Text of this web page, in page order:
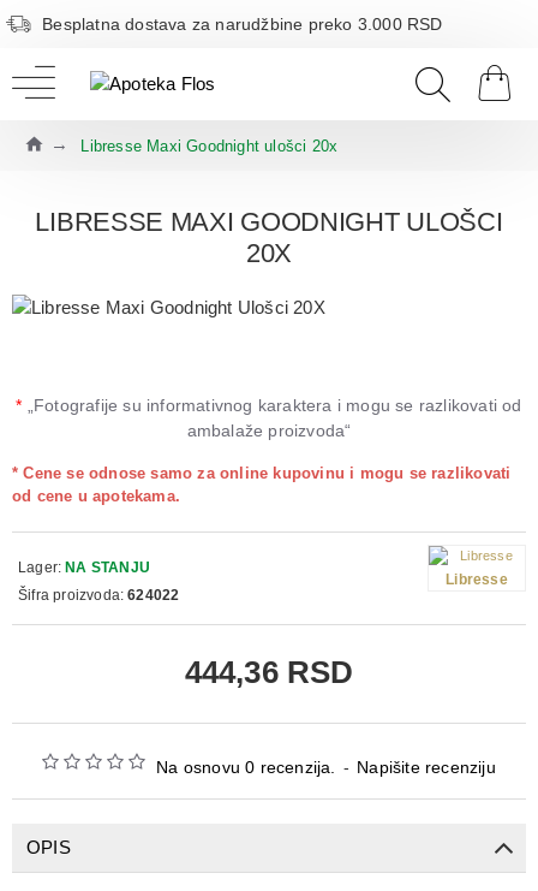
Besplatna dostava za narudžbine preko 3.000 RSD
Libresse Maxi Goodnight ulošci 20x
LIBRESSE MAXI GOODNIGHT ULOŠCI
20X
* „Fotografije su informativnog karaktera i mogu se razlikovati od
ambalaže proizvoda“
Na osnovu 0 recenzija. - Napišite recenziju
* Cene se odnose samo za online kupovinu i mogu se razlikovati
od cene u apotekama.
444,36 RSD
Lager: NA STANJU
Šifra proizvoda: 624022
Libresse
OPIS